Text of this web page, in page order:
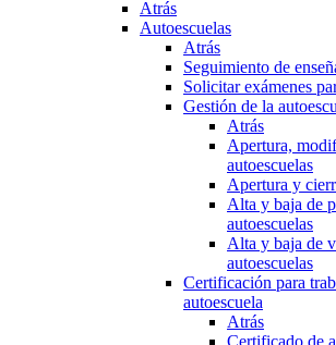
Atrás
Autoescuelas
Atrás
Seguimiento de
Solicitar exámenes
Gestión de la
Atrás
Apertura,
autoescuelas
Apertura y
Alta y baja de
autoescuelas
Alta y baja de
autoescuelas
Certificación para
autoescuela
Atrás